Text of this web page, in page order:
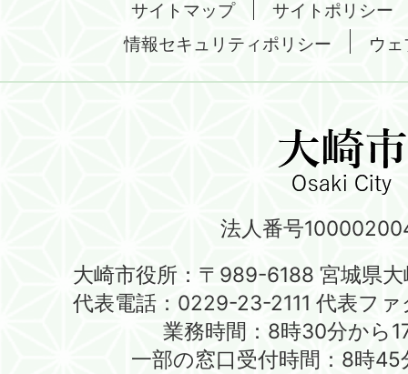
サイトマップ
サイトポリシー
情報セキュリティポリシー
ウ
法人番号
大崎市役所：〒989-6188 宮城県大
代表電話：0229-23-2111 代表フ
業務時間：8時30分から
一部の窓口受付時間：8時